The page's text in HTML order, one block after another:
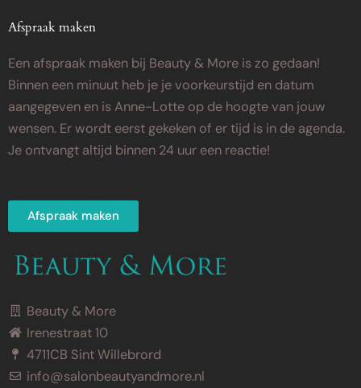
Afspraak maken
Een afspraak maken bij Beauty & More is zo gedaan!
Binnen een minuut heb je je voorkeurstijd en datum
aangegeven en is Anne-Lotte op de hoogte van jouw
wensen. Er wordt eerst gekeken of er tijd is in de agenda.
Je ontvangt altijd binnen 24 uur een reactie!
Afspraak maken
Beauty & More
Irenestraat 10
4711CB Sint Willebrord
info@salonbeautyandmore.nl